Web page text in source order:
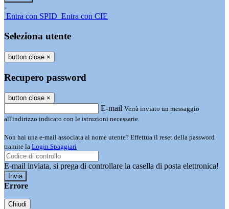
-
Entra con SPID Entra con CIE
Seleziona utente
button close ×
Recupero password
button close ×
E-mail Verrà inviato un messaggio
all'indirizzo indicato con le istruzioni necessarie.
Non hai una e-mail associata al nome utente? Effettua il reset della password
tramite la Login Spaggiari
E-mail inviata, si prega di controllare la casella di posta elettronica!
Errore
Chiudi